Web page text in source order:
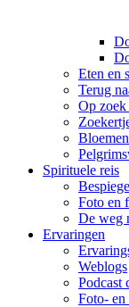
Eten en
Terug
Op zoek
Spirituele reis
Foto en
De weg
Ervaringen
Weblogs
Podcast
Foto- en